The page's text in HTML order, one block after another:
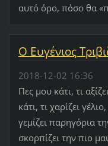
αυτό όρο, πόσο θα
Ο Ευγένιος
2018-12-02 16:36
Πες μου κάτι, τι
κάτι, τι χαρίζει
γεμίζει παρηγόρια
σκορπίζει την πιο